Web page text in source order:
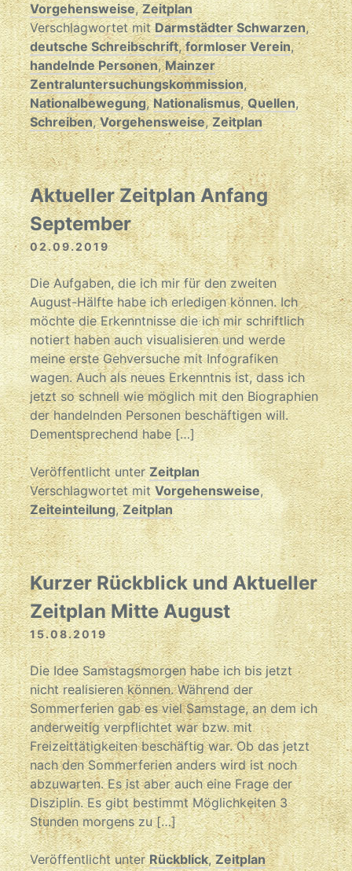
Vorgehensweise,Zeitplan
Verschlagwortet mitDarmstädter Schwarzen,
deutsche Schreibschrift,formloser Verein,
handelnde Personen,Mainzer
Zentraluntersuchungskommission,
Nationalbewegung,Nationalismus,Quellen,
Schreiben,Vorgehensweise,Zeitplan
Aktueller Zeitplan Anfang
September
02.09.2019
Die Aufgaben, die ich mir für den zweiten
August-Hälfte habe ich erledigen können. Ich
möchte die Erkenntnisse die ich mir schriftlich
notiert haben auch visualisieren und werde
meine erste Gehversuche mit Infografiken
wagen. Auch als neues Erkenntnis ist, dass ich
jetzt so schnell wie möglich mit den Biographien
der handelnden Personen beschäftigen will.
Dementsprechend habe […]
Veröffentlicht unterZeitplan
Verschlagwortet mitVorgehensweise,
Zeiteinteilung,Zeitplan
Kurzer Rückblick und Aktueller
Zeitplan Mitte August
15.08.2019
Die Idee Samstagsmorgen habe ich bis jetzt
nicht realisieren können. Während der
Sommerferien gab es viel Samstage, an dem ich
anderweitig verpflichtet war bzw. mit
Freizeittätigkeiten beschäftig war. Ob das jetzt
nach den Sommerferien anders wird ist noch
abzuwarten. Es ist aber auch eine Frage der
Disziplin. Es gibt bestimmt Möglichkeiten 3
Stunden morgens zu […]
Veröffentlicht unterRückblick,Zeitplan